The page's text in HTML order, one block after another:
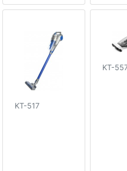
KT-517
KT-